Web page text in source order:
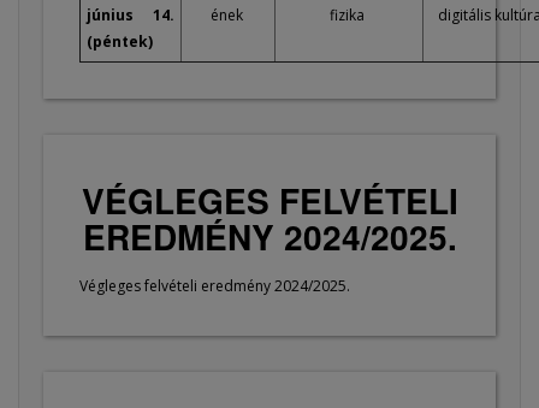
június 14.
(péntek)
ének fizika digitális
VÉGLEGES FELVÉTELI
EREDMÉNY 2024/2025.
Végleges felvételi eredmény 2024/2025.